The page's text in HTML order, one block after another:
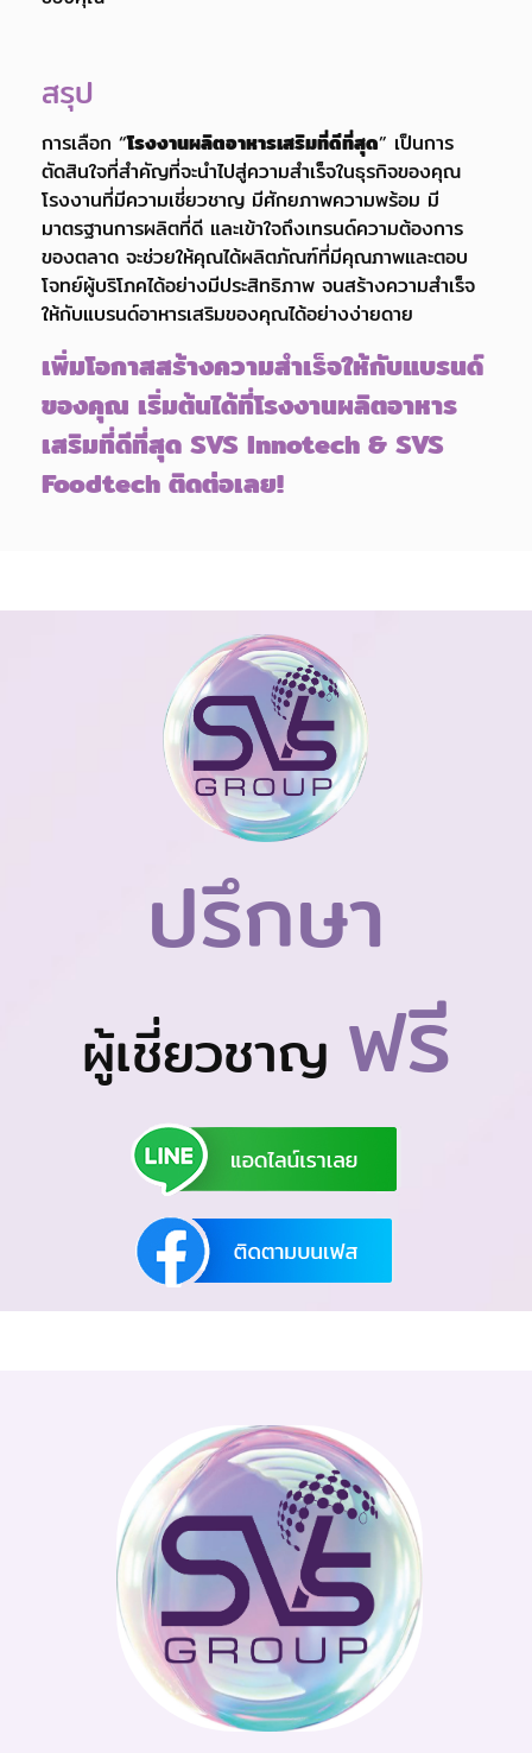
สรุป
การเลือก “โรงงานผลิตอาหารเสริมที่ดีที่สุด” เป็นการ
ตัดสินใจที่สำคัญที่จะนำไปสู่ความสำเร็จในธุรกิจของคุณ
โรงงานที่มีความเชี่ยวชาญ มีศักยภาพความพร้อม มี
มาตรฐานการผลิตที่ดี และเข้าใจถึงเทรนด์ความต้องการ
ของตลาด จะช่วยให้คุณได้ผลิตภัณฑ์ที่มีคุณภาพและตอบ
โจทย์ผู้บริโภคได้อย่างมีประสิทธิภาพ จนสร้างความสำเร็จ
ให้กับแบรนด์อาหารเสริมของคุณได้อย่างง่ายดาย
เพิ่มโอกาสสร้างความสำเร็จให้กับแบรนด์
ของคุณ เริ่มต้นได้ที่โรงงานผลิตอาหาร
เสริมที่ดีที่สุด SVS Innotech & SVS
Foodtech ติดต่อเลย!
ปรึกษา
ผู้เชี่ยวชาญ ฟรี